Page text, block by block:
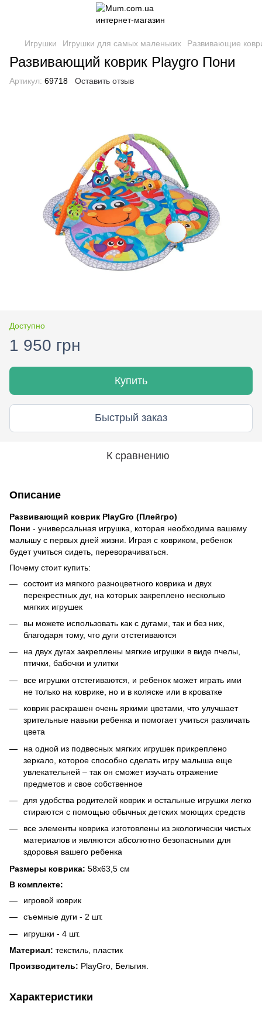
Игрушки Игрушки для самых маленьких Развивающие
Развивающий коврик Playgro Пони
Артикул: 69718 Оставить отзыв
Доступно
1 950 грн
Купить
Быстрый заказ
К сравнению
Описание
Развивающий коврик PlayGro (Плейгро)
Пони - универсальная игрушка, которая необходима вашему
малышу с первых дней жизни. Играя с ковриком, ребенок
будет учиться сидеть, переворачиваться.
Почему стоит купить:
состоит из мягкого разноцветного коврика и двух
перекрестных дуг, на которых закреплено несколько
мягких игрушек
вы можете использовать как с дугами, так и без них,
благодаря тому, что дуги отстегиваются
на двух дугах закреплены мягкие игрушки в виде пчелы,
птички, бабочки и улитки
все игрушки отстегиваются, и ребенок может играть ими
не только на коврике, но и в коляске или в кроватке
коврик раскрашен очень яркими цветами, что улучшает
зрительные навыки ребенка и помогает учиться различать
цвета
на одной из подвесных мягких игрушек прикреплено
зеркало, которое способно сделать игру малыша еще
увлекательней – так он сможет изучать отражение
предметов и свое собственное
для удобства родителей коврик и остальные игрушки легко
стираются с помощью обычных детских моющих средств
все элементы коврика изготовлены из экологически чистых
материалов и являются абсолютно безопасными для
здоровья вашего ребенка
Размеры коврика: 58х63,5 см
В комплекте:
игровой коврик
съемные дуги - 2 шт.
игрушки - 4 шт.
Материал: текстиль, пластик
Производитель: PlayGro, Бельгия.
Характеристики